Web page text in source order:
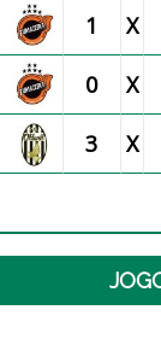
1 X
0 X
3 X